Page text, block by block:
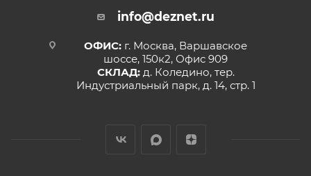
info@deznet.ru
ОФИС: г. Москва, Варшавское
шоссе, 150к2, Офис 909
СКЛАД: д. Коледино, тер.
Индустриальный парк, д. 14, стр. 1